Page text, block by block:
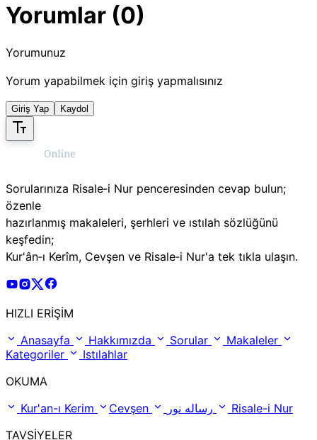
Yorumlar (0)
Yorumunuz
Yorum yapabilmek için giriş yapmalısınız
Giriş Yap Kaydol
Sorularınıza Risale‑i Nur penceresinden cevap bulun;
özenle
hazırlanmış makaleleri, şerhleri ve ıstılah sözlüğünü
keşfedin;
Kur'ân‑ı Kerîm, Cevşen ve Risale‑i Nur'a tek tıkla ulaşın.
Risale Online Youtube Hesabı
Risale Online Instagram Hesabı
Risale Online X Hesabı
HIZLI ERİŞİM
Anasayfa
Hakkımızda Sorular
Makaleler
Kategoriler
Istılahlar
OKUMA
Kur'an-ı Kerim
Cevşen
Risale-i Nur
TAVSİYELER